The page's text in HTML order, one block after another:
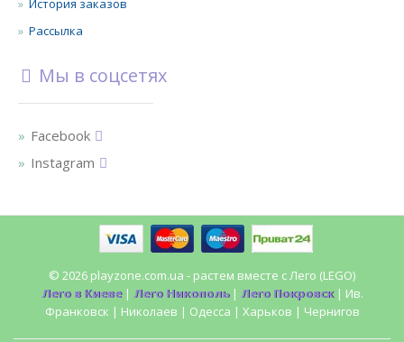
Рассылка
Мы в соцсетях
Facebook
Instagram
© 2026 playzone.com.ua - растем вместе с Лего (LEGO)
Лего в Киеве| Лего Никополь| Лего Покровск| Ив.
Франковск | Николаев | Одесса | Харьков | Чернигов